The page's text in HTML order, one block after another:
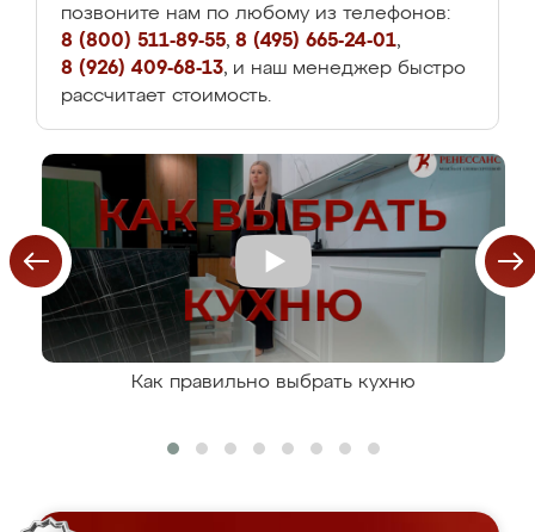
позвоните нам по любому из телефонов:
8 (800) 511-89-55, 8 (495) 665-24-01,
8 (926) 409-68-13, и наш менеджер быстро
рассчитает стоимость.
Как правильно выбрать кухню